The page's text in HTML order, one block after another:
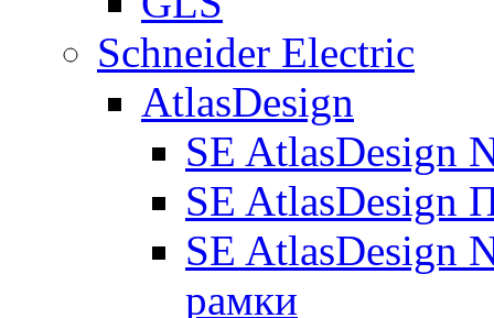
Schneider Electric
AtlasDesign
SE AtlasDesign
SE AtlasDesign
SE AtlasDesign
рамки